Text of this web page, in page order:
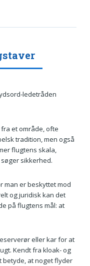
ledetråden
et område, ofte
tradition, men også
flugtens skala,
sikkerhed.
man er beskyttet mod
og juridisk kan det
på flugtens mål: at
eller kar for at
Kendt fra kloak- og
at noget flyder